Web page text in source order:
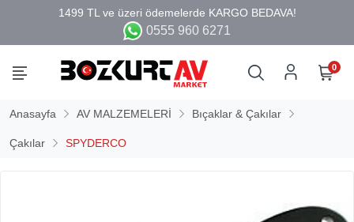
0555 960 6271
0
Anasayfa AV MALZEMELERİ Bıçaklar & Çakılar
Çakılar SPYDERCO